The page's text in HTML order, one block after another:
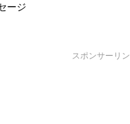
ージ
スポンサーリ